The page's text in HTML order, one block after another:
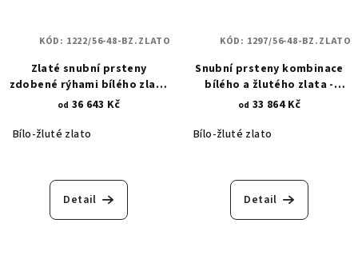
Zlaté snubní prsteny
zdobené rýhami bílého zlata
1222
od 36 643 Kč
Bílo-žluté zlato
Detail
KÓD: 1222/56-48-BZ.ZLATO
Snubní prsteny kombinace
bílého a žlutého zlata -
diamatový brus - kytičky 1297
od 33 864 Kč
Bílo-žluté zlato
Detail
KÓD: 1297/56-48-BZ.ZLATO